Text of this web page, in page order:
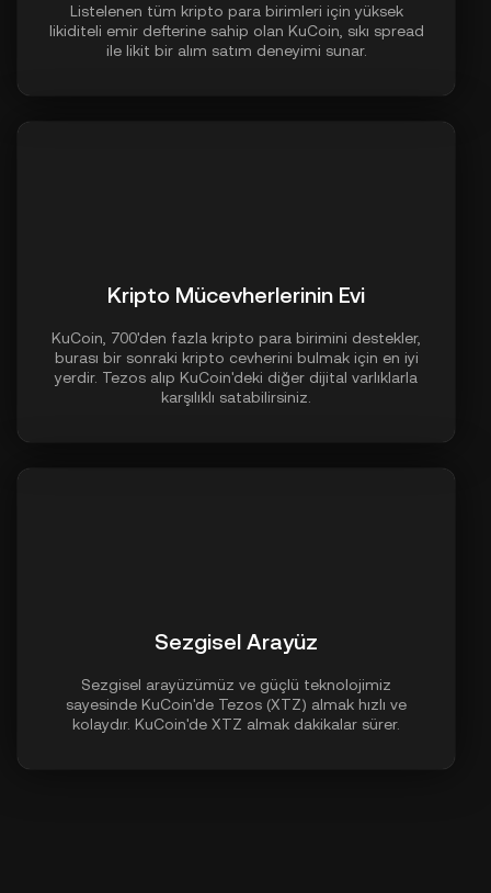
Listelenen tüm kripto para birimleri için yüksek
likiditeli emir defterine sahip olan KuCoin, sıkı spread
ile likit bir alım satım deneyimi sunar.
Kripto Mücevherlerinin Evi
KuCoin, 700'den fazla kripto para birimini destekler,
burası bir sonraki kripto cevherini bulmak için en iyi
yerdir. Tezos alıp KuCoin'deki diğer dijital varlıklarla
karşılıklı satabilirsiniz.
Sezgisel Arayüz
Sezgisel arayüzümüz ve güçlü teknolojimiz
sayesinde KuCoin'de Tezos (XTZ) almak hızlı ve
kolaydır. KuCoin'de XTZ almak dakikalar sürer.